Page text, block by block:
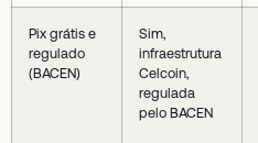
Pix grátis e
regulado
(BACEN)
Sim,
infraestrutura
Celcoin,
regulada
pelo BACEN